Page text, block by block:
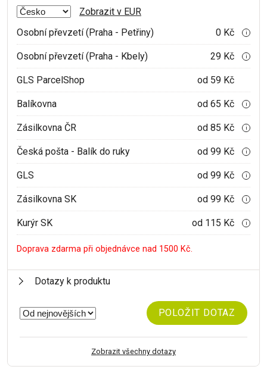
Zobrazit v EUR
Osobní převzetí (Praha - Petřiny)
0 Kč i
Osobní převzetí (Praha - Kbely) 29 Kč i
GLS ParcelShop od 59 Kč
Balíkovna od 65 Kč i
Zásilkovna ČR od 85 Kč i
Česká pošta - Balík do ruky od 99 Kč i
GLS od 99 Kč i
Zásilkovna SK od 99 Kč i
Kurýr SK od 115 Kč i
Doprava zdarma při objednávce nad 1500 Kč.
Dotazy k produktu
POLOŽIT DOTAZ
Zobrazit všechny dotazy